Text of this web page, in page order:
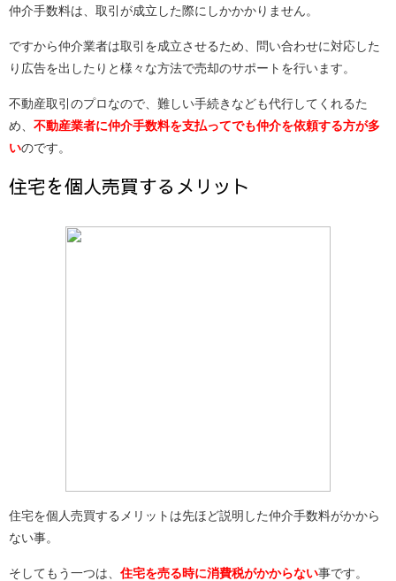
仲介手数料は、取引が成立した際にしかかかりません。
ですから仲介業者は取引を成立させるため、問い合わせに対応した
り広告を出したりと様々な方法で売却のサポートを行います。
不動産取引のプロなので、難しい手続きなども代行してくれるた
め、 不動産業者に仲介手数料を支払ってでも仲介を依頼する方が多
いのです。
住宅を個人売買するメリット
住宅を個人売買するメリットは先ほど説明した仲介手数料がかから
ない事。
そしてもう一つは、 住宅を売る時に消費税がかからない事です。